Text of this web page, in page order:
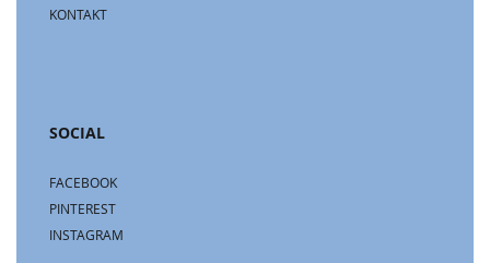
KONTAKT
SOCIAL
FACEBOOK
PINTEREST
INSTAGRAM